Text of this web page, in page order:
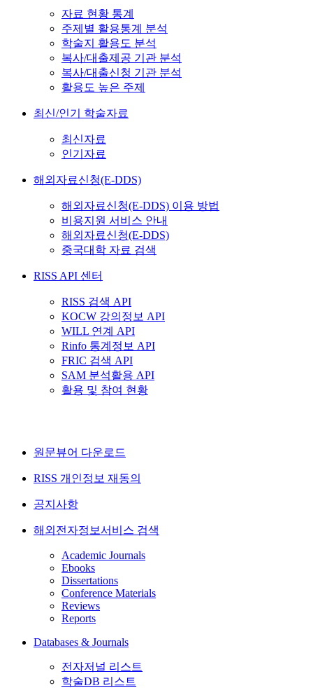
자료 현황 통계
주제별 활용통계 분석
학술지 활용도 분석
복사/대출제공 기관 분석
복사/대출신청 기관 분석
활용도 높은 주제
최신/인기 학술자료
최신자료
인기자료
해외자료신청(E-DDS)
해외자료신청(E-DDS) 이용 방법
비용지원 서비스 안내
해외자료신청(E-DDS)
중국대학 자료 검색
RISS API 센터
RISS 검색 API
KOCW 강의정보 API
WILL 연계 API
Rinfo 통계정보 API
FRIC 검색 API
SAM 분석활용 API
활용 및 참여 현황
원문뷰어 다운로드
RISS 개인정보 재동의
공지사항
해외전자정보서비스 검색
Academic Journals
Ebooks
Dissertations
Conference Materials
Reviews
Reports
Databases & Journals
전자저널 리스트
학술DB 리스트